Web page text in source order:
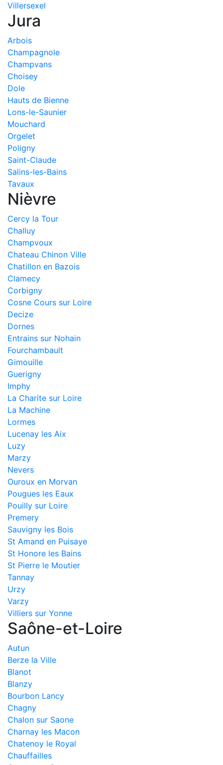
Villersexel
Jura
Arbois
Champagnole
Champvans
Choisey
Dole
Hauts de Bienne
Lons-le-Saunier
Mouchard
Orgelet
Poligny
Saint-Claude
Salins-les-Bains
Tavaux
Nièvre
Cercy la Tour
Challuy
Champvoux
Chateau Chinon Ville
Chatillon en Bazois
Clamecy
Corbigny
Cosne Cours sur Loire
Decize
Dornes
Entrains sur Nohain
Fourchambault
Gimouille
Guerigny
Imphy
La Charite sur Loire
La Machine
Lormes
Lucenay les Aix
Luzy
Marzy
Nevers
Ouroux en Morvan
Pougues les Eaux
Pouilly sur Loire
Premery
Sauvigny les Bois
St Amand en Puisaye
St Honore les Bains
St Pierre le Moutier
Tannay
Urzy
Varzy
Villiers sur Yonne
Saône-et-Loire
Autun
Berze la Ville
Blanot
Blanzy
Bourbon Lancy
Chagny
Chalon sur Saone
Charnay les Macon
Chatenoy le Royal
Chauffailles